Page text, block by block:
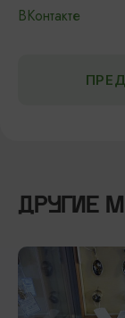
ВКонтакте
ДРУГИЕ